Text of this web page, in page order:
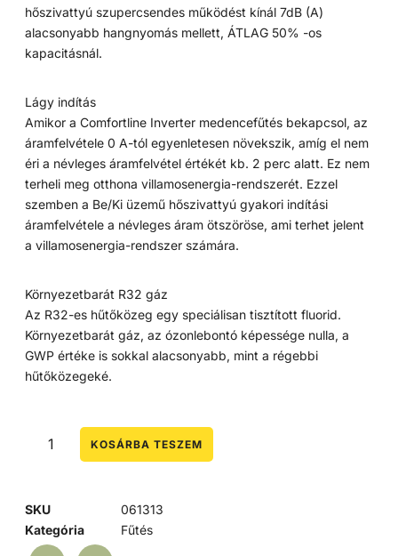
hőszivattyú szupercsendes működést kínál 7dB (A)
alacsonyabb hangnyomás mellett, ÁTLAG 50% -os
kapacitásnál.
Lágy indítás
Amikor a Comfortline Inverter medencefűtés bekapcsol, az
áramfelvétele 0 A-tól egyenletesen növekszik, amíg el nem
éri a névleges áramfelvétel értékét kb. 2 perc alatt. Ez nem
terheli meg otthona villamosenergia-rendszerét. Ezzel
szemben a Be/Ki üzemű hőszivattyú gyakori indítási
áramfelvétele a névleges áram ötszöröse, ami terhet jelent
a villamosenergia-rendszer számára.
Környezetbarát R32 gáz
Az R32-es hűtőközeg egy speciálisan tisztított fluorid.
Környezetbarát gáz, az ózonlebontó képessége nulla, a
GWP értéke is sokkal alacsonyabb, mint a régebbi
hűtőközegeké.
KOSÁRBA TESZEM
SKU
061313
Kategória
Fűtés